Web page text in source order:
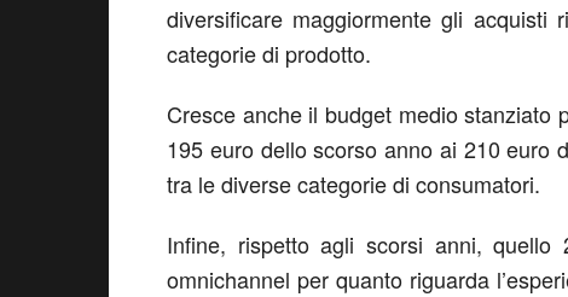
diversificare maggiormente gli acquisti
categorie di prodotto.
Cresce anche il budget medio stanziato
195 euro dello scorso anno ai 210 euro
tra le diverse categorie di consumatori.
Infine, rispetto agli scorsi anni,
omnichannel per quanto riguarda